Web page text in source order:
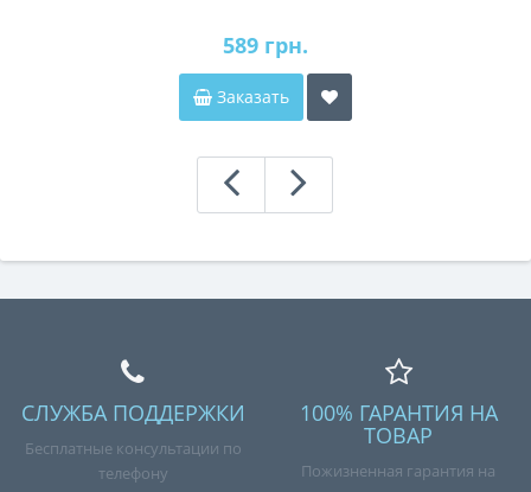
589 грн.
Заказать
СЛУЖБА ПОДДЕРЖКИ
Бесплатные консультации по
телефону
100% ГАРАНТИЯ НА
ТОВАР
Пожизненная гарантия на